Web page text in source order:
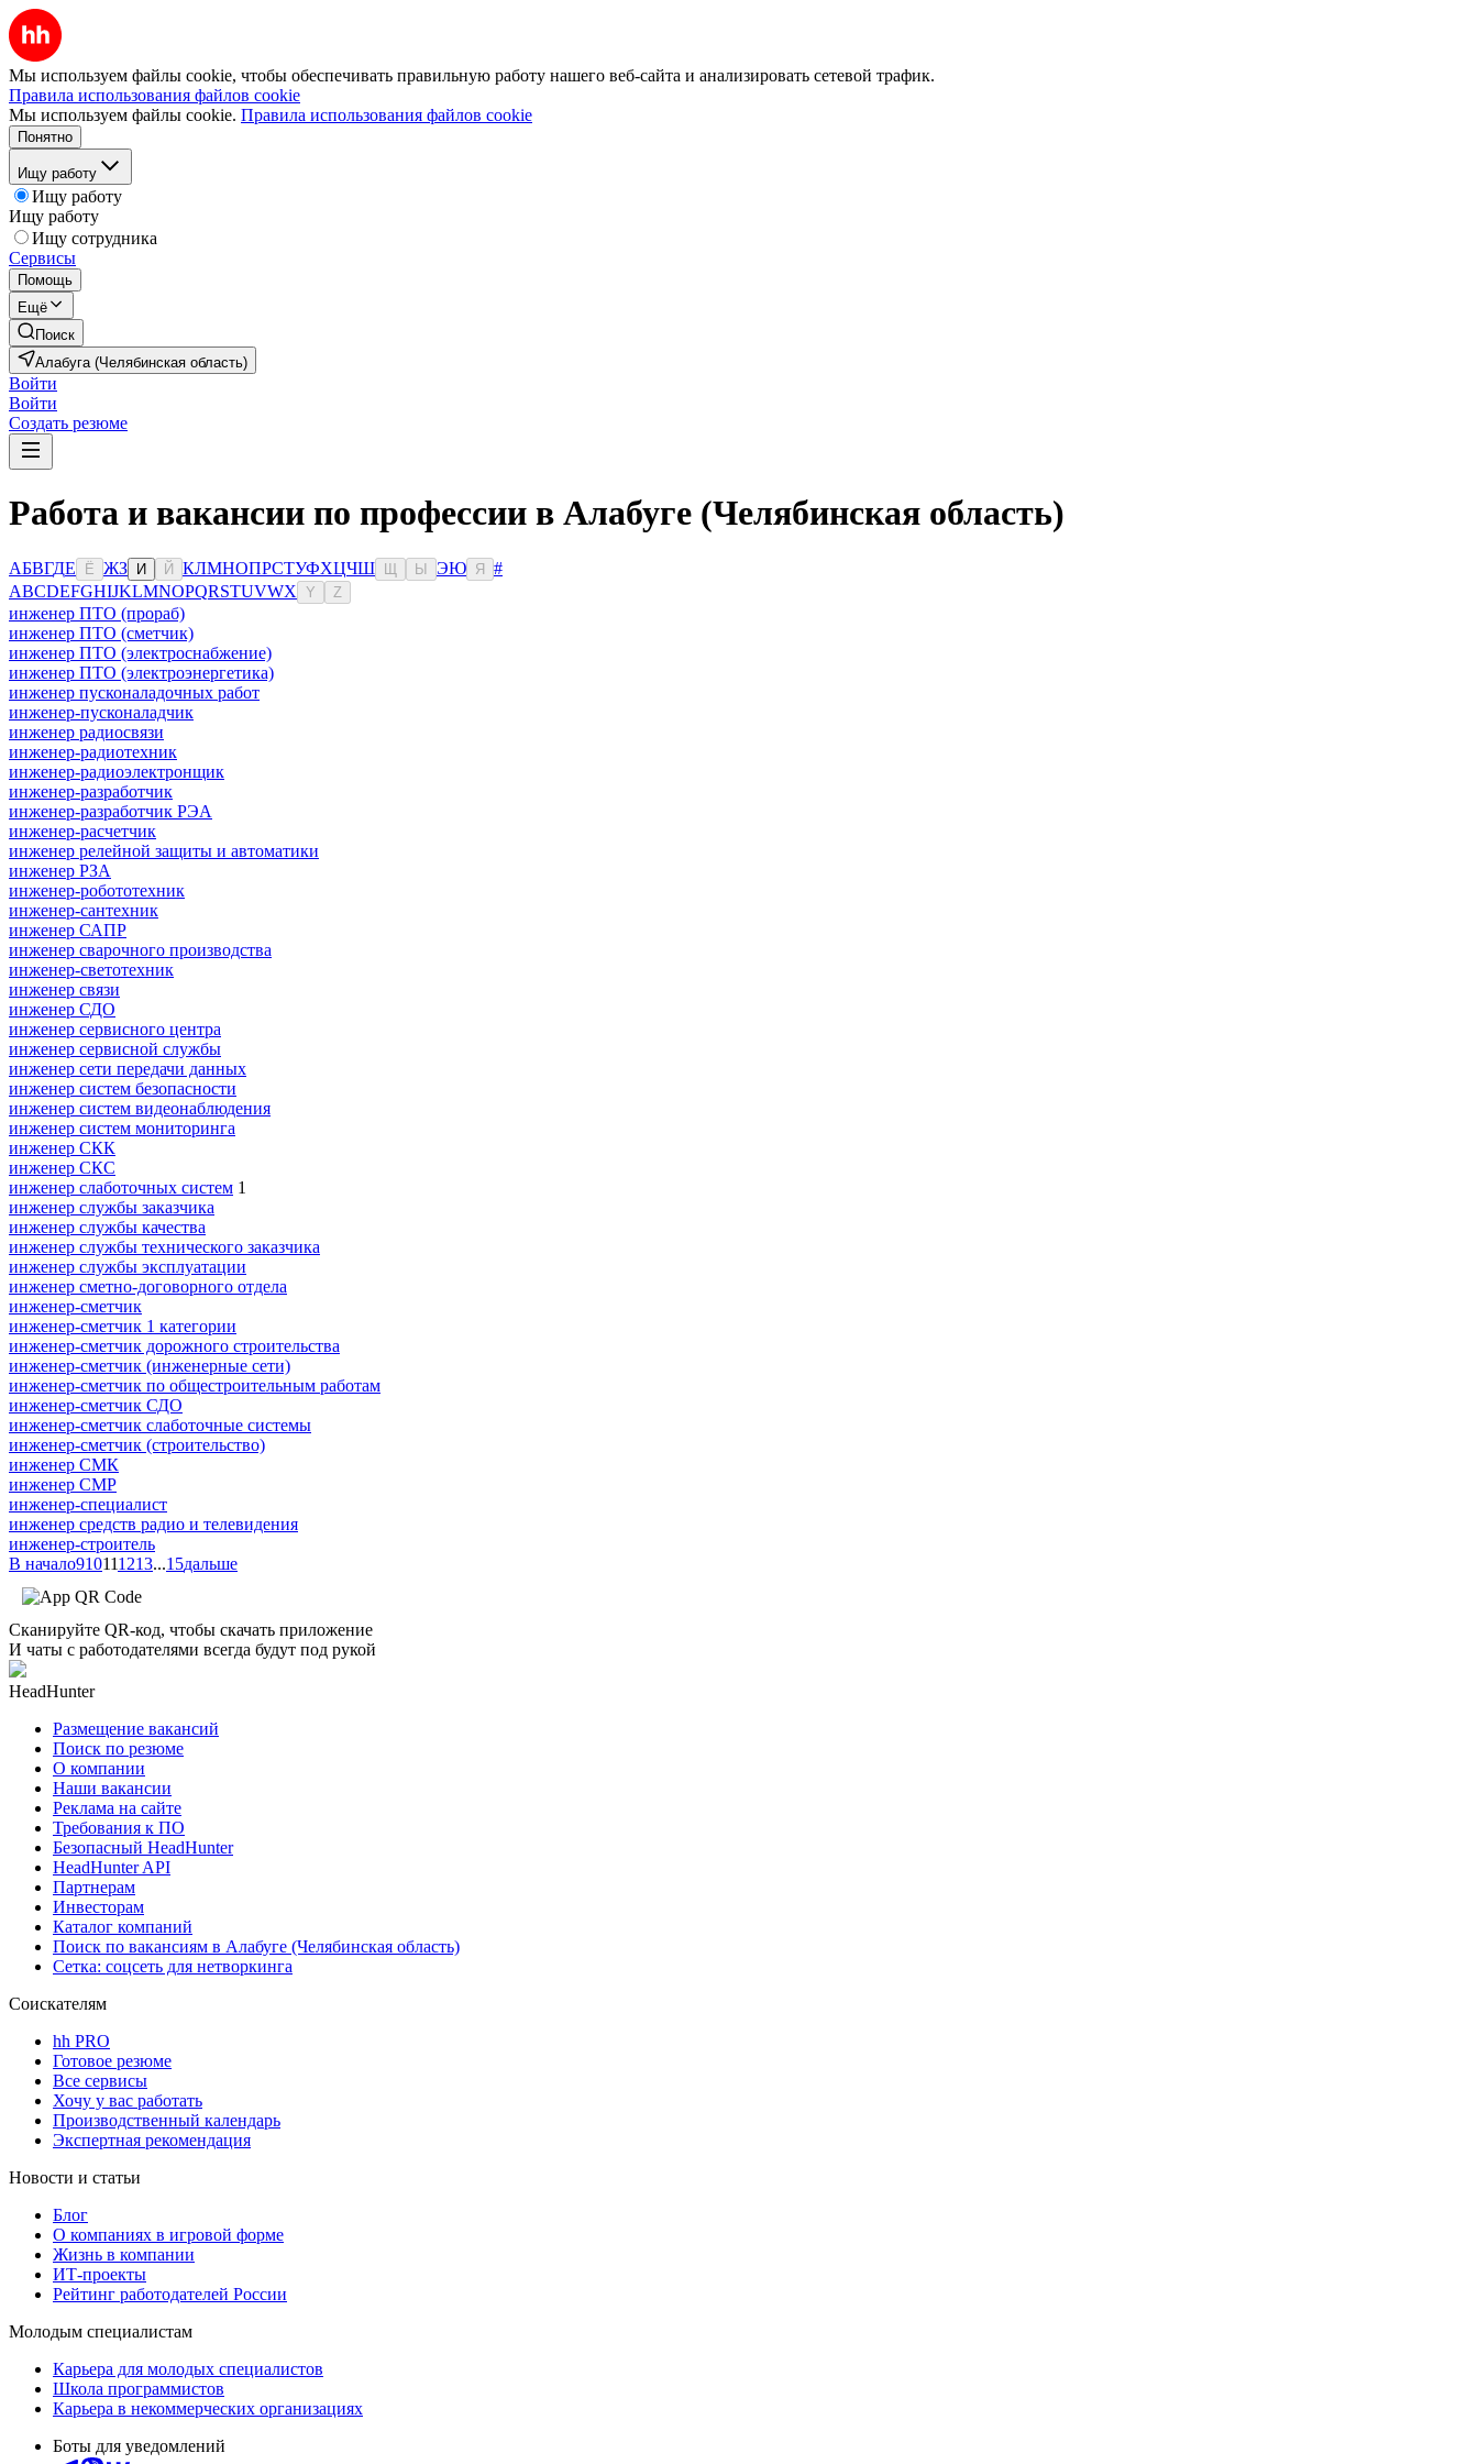
Мы используем файлы cookie, чтобы обеспечивать правильную работу нашего веб-сайта и анализировать сетевой трафик.
Правила использования файлов cookie
Мы используем файлы cookie. Правила использования файлов cookie
Понятно
Ищу работу
Ищу работу
Ищу работу
Ищу сотрудника
Сервисы
Помощь
Ещё
Поиск
Алабуга (Челябинская область)
Войти
Войти
Создать резюме
Работа и вакансии по профессии в Алабуге (Челябинская область)
АБВГДЕ Ё ЖЗ И Й КЛМНОПРСТУФХЦЧШ Ы ЭЮ Я
#
ABCDEFGHIJKLMNOPQRSTUVWX Y Z
инженер ПТО (прораб)
инженер ПТО (сметчик)
инженер ПТО (электроснабжение)
инженер ПТО (электроэнергетика)
инженер пусконаладочных работ
инженер-пусконаладчик
инженер радиосвязи
инженер-радиотехник
инженер-радиоэлектронщик
инженер-разработчик
инженер-разработчик РЭА
инженер-расчетчик
инженер релейной защиты и автоматики
инженер РЗА
инженер-робототехник
инженер-сантехник
инженер САПР
инженер сварочного производства
инженер-светотехник
инженер связи
инженер СДО
инженер сервисного центра
инженер сервисной службы
инженер сети передачи данных
инженер систем безопасности
инженер систем видеонаблюдения
инженер систем мониторинга
инженер СКК
инженер СКС
инженер слаботочных систем 1
инженер службы заказчика
инженер службы качества
инженер службы технического заказчика
инженер службы эксплуатации
инженер сметно-договорного отдела
инженер-сметчик
инженер-сметчик 1 категории
инженер-сметчик дорожного строительства
инженер-сметчик (инженерные сети)
инженер-сметчик по общестроительным работам
инженер-сметчик СДО
инженер-сметчик слаботочные системы
инженер-сметчик (строительство)
инженер СМК
инженер СМР
инженер-специалист
инженер средств радио и телевидения
инженер-строитель
В начало910111213...15дальше
Сканируйте QR-код, чтобы скачать приложение
И чаты с работодателями всегда будут под рукой
HeadHunter
Размещение вакансий
Поиск по резюме
О компании
Наши вакансии
Реклама на сайте
Требования к ПО
Безопасный HeadHunter
HeadHunter API
Партнерам
Инвесторам
Каталог компаний
Поиск по вакансиям в Алабуге (Челябинская область)
Сетка: соцсеть для нетворкинга
Соискателям
hh PRO
Готовое резюме
Все сервисы
Хочу у вас работать
Производственный календарь
Экспертная рекомендация
Новости и статьи
Блог
О компаниях в игровой форме
Жизнь в компании
ИТ-проекты
Рейтинг работодателей России
Молодым специалистам
Карьера для молодых специалистов
Школа программистов
Карьера в некоммерческих организациях
Боты для уведомлений